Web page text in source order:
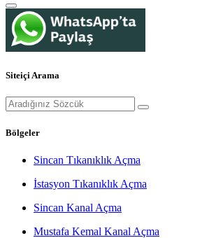
Siteiçi Arama
Bölgeler
Sincan Tıkanıklık Açma
İstasyon Tıkanıklık Açma
Sincan Kanal Açma
Mustafa Kemal Kanal Açma